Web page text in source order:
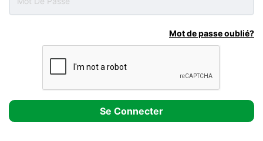
Mot de passe oublié?